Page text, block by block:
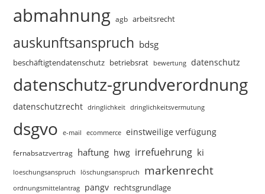
abmahnung agb arbeitsrecht
auskunftsanspruch bdsg
beschäftigtendatenschutz betriebsrat bewertung datenschutz
datenschutz-grundverordnung
datenschutzrecht dringlichkeit dringlichkeitsvermutung
dsgvo e-mail ecommerce einstweilige verfügung
fernabsatzvertrag haftung hwg irrefuehrung ki
loeschungsanspruch löschungsanspruch markenrecht
ordnungsmittelantrag pangv rechtsgrundlage